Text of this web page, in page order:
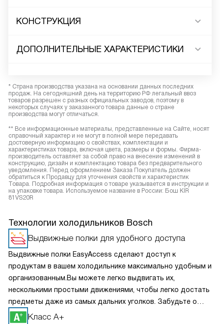
КОНСТРУКЦИЯ
ДОПОЛНИТЕЛЬНЫЕ ХАРАКТЕРИСТИКИ
* Страна производства указана на основании данных последних
продаж. На сегодняшний день на территорию РФ легальный ввоз
товаров разрешен с разных официальных заводов, поэтому в
некоторых случаях у заказанного товара данные о стране
производства могут отличаться.
** Все информационные материалы, представленные на Сайте, носят
справочный характер и не могут в полной мере передавать
достоверную информацию о свойствах, комплектации и
характеристиках товара, включая цвета, размеры и формы. Фирма-
производитель оставляет за собой право на внесение изменений в
конструкцию, дизайн и комплектацию товара без предварительного
уведомления. Перед оформлением Заказа Покупатель должен
обратиться к Продавцу для уточнения свойств и характеристик
Товара. Подробная информация о товаре указывается в инструкции и
на упаковке товара. Используемое название в России: Бош KIR
81VS20R
Технологии холодильников Bosch
Выдвижные полки для удобного доступа
Выдвижные полки EasyAccess сделают доступ к
продуктам в вашем холодильнике максимально удобным и
организованным.Вы можете легко выдвигать их,
несколькими простыми движениями, чтобы легко достать
предметы даже из самых дальних уголков. Забудьте о
перекладывании продуктов и вытаскивании всего
Класс A+